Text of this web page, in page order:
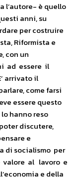
l’autore- è quello
anni, su
per costruire
Riformista e
con un
ad essere il
arrivato il
come farsi
essere questo
hanno reso
discutere,
e
di socialismo per
valore al lavoro e
e della